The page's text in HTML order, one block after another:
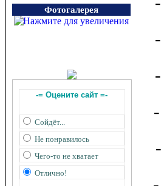
Фотогалерея
-= Оцените сайт =-
Сойдёт...
Не понравилось
Чего-то не хватает
Отлично!
-
-
-
-